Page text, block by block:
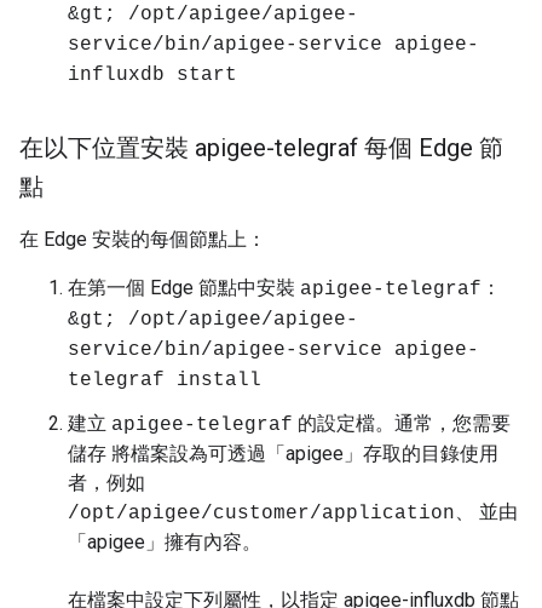
&gt; /opt/apigee/apigee-
service/bin/apigee-service apigee-
influxdb start
在以下位置安裝 apigee-telegraf 每個 Edge 節
點
在 Edge 安裝的每個節點上：
在第一個 Edge 節點中安裝 apigee-telegraf ：
&gt; /opt/apigee/apigee-
service/bin/apigee-service apigee-
telegraf install
建立 apigee-telegraf 的設定檔。通常，您需要
儲存 將檔案設為可透過「apigee」存取的目錄使用
者，例如
/opt/apigee/customer/application、 並由
「apigee」擁有內容。
在檔案中設定下列屬性，以指定 apigee-influxdb 節點